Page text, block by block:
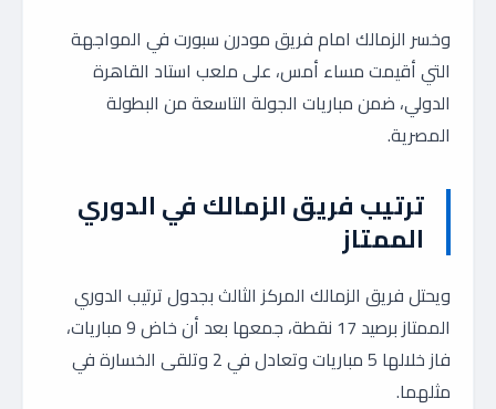
وخسر الزمالك امام فريق مودرن سبورت في المواجهة
التي أقيمت مساء أمس، على ملعب استاد القاهرة
الدولي، ضمن مباريات الجولة التاسعة من البطولة
المصرية.
ترتيب فريق الزمالك في الدوري
الممتاز
ويحتل فريق الزمالك المركز الثالث بجدول ترتيب الدوري
الممتاز برصيد 17 نقطة، جمعها بعد أن خاض 9 مباريات،
فاز خلالها 5 مباريات وتعادل في 2 وتلقى الخسارة في
مثلهما.